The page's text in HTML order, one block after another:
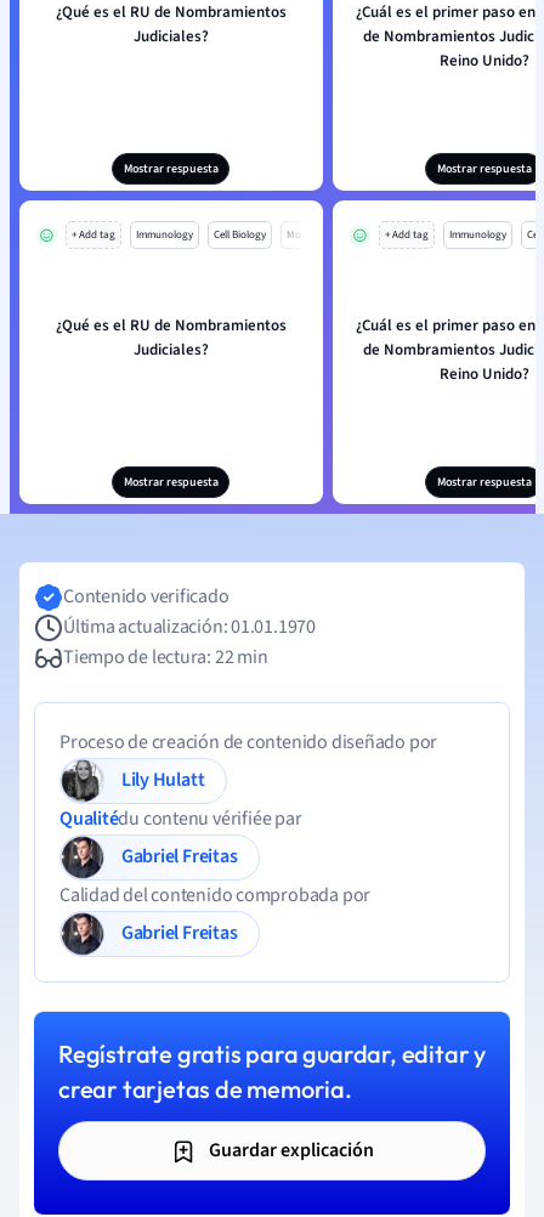
¿Qué es el RU de Nombramientos
Judiciales?
Mostrar respuesta
¿Cuál es el primer paso en
de Nombramientos
Reino Unido?
Mostrar respuesta
+ Add tag Immunology Cell Biology Mo
¿Qué es el RU de Nombramientos
Judiciales?
Mostrar respuesta
+ Add tag Immunology
¿Cuál es el primer paso en
de Nombramientos
Reino Unido?
Mostrar respuesta
Contenido verificado
Última actualización: 01.01.1970
Tiempo de lectura: 22 min
Proceso de creación de contenido diseñado por
Lily Hulatt
Qualitédu contenu vérifiée par
Gabriel Freitas
Calidad del contenido comprobada por
Gabriel Freitas
Regístrate gratis para guardar, editar y
crear tarjetas de memoria.
Guardar explicación